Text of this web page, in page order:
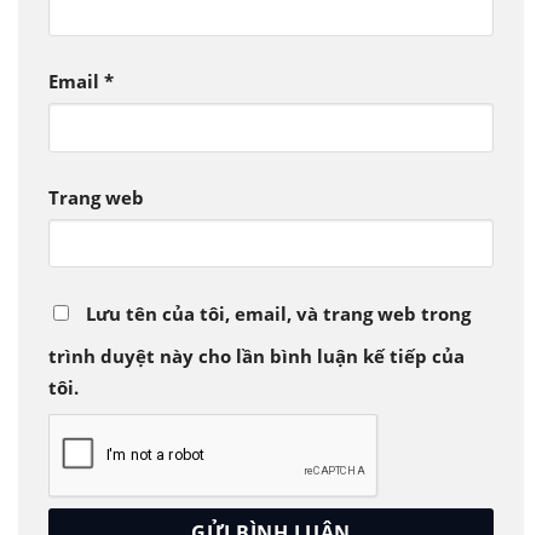
Email *
Trang web
Lưu tên của tôi, email, và trang web trong
trình duyệt này cho lần bình luận kế tiếp của
tôi.